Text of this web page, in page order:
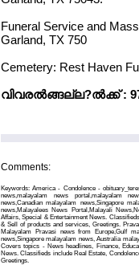
Funeral Service and
Garland, TX 750
Cemetery: Rest Haven
വിവരല്‍ങ്ങല്ല?ല്‍ക്ക് :
Comments:
Keywords: America - Condolence -
news,malayalam news portal,malayalam
news,Canadian malayalam news,Singapore
news,Malayalees News Portal,Malayali
Affairs, Special & Entertainment News.
& Sell of products and services, Greetings.
Malayalam Pravasi news from Europe,Gulf
news,Singapore malayalam news, Australia
Covers topics - News headlines, Finance,
News. Classifieds include Real Estate,
Greetings.